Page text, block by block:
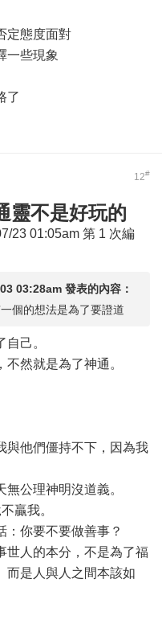
定態度面對
一些現象
了
12#
靈不是好玩的
23 01:05am 第 1 次編
03:28am 發表的內容：
個的想法是為了要證道
己。
然就是為了神通。
與他們僵持不下，因為我
公理神明沒道義。
贏我。
：你要不要做善事？
世人的本分，不是為了福
而是人與人之間本該如